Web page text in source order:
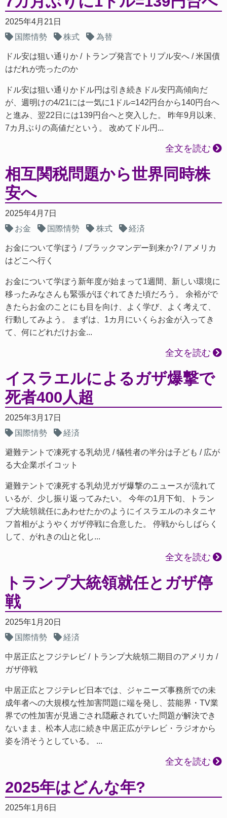
2025年4月21日
国際情勢
株式 為替
ドル安は狙い通りか トランプ発言でトリプル安へ
米国債
はだれが売ったのか
ドル安は狙い通りかドル円は引き続きドル安円高傾向だ
が、週明けの4/21には一気に1ドル=142円台から140円台へ
と進み、翌22日には139円台へと突入した。 昨年9月以来、
7カ月ぶりの高値だという。 改めてドル円...
全文を読む
相互関税問題から世界同時株
安へ
2025年4月7日
お金
国際情勢 株式 経済
お金について学ぼう ブラックマンデー到来か?
アメリカ
はどこへ行く
お金について学ぼう新年度が始まって1週間、新しい環境に
移ったみなさんも緊張がほぐれてきた頃だろう。 余裕がで
きたらお金のことにも目を向け、よく学び、よく考えて、
行動してみよう。 まずは、1カ月にいくらお金が入ってき
て、何にどれだけお金...
全文を読む
イスラエルによるガザ爆撃で
死者400人超
2025年3月17日
国際情勢
経済
避難テントで凍死する乳幼児 犠牲者の半分は子ども
広が
る大企業ボイコット
避難テントで凍死する乳幼児ガザ爆撃のニュースが流れて
いるが、少し振り返ってみたい。 今年の1月下旬、トラン
プ大統領就任にあわせたかのようにイスラエルのネタニヤ
フ首相がようやくガザ停戦に合意した。 停戦からしばらく
して、がれきの山と化し...
全文を読む
トランプ大統領就任とガザ停
戦
2025年1月20日
国際情勢
経済
中居正広とフジテレビ
トランプ大統領二期目のアメリカ
ガザ停戦
中居正広とフジテレビ日本では、ジャニーズ事務所での未
成年者への大規模な性加害問題に端を発し、芸能界・TV業
界での性加害が見過ごされ隠蔽されていた問題が解決でき
ないまま、松本人志に続き中居正広がテレビ・ラジオから
姿を消そうとしている。 ...
全文を読む
2025年はどんな年?
2025年1月6日